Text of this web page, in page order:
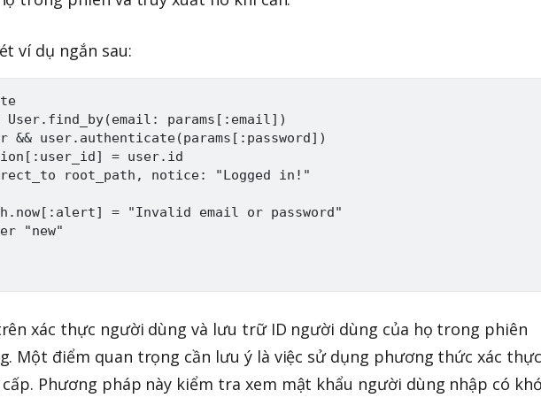
ví dụ ngắn sau:
User.find_by(email: params[:email])
&& user.authenticate(params[:password])
= user.id
root_path, notice: "Logged in!"
= "Invalid email or password"
"new"
xác thực người dùng và lưu trữ ID người dùng của họ trong phiên
Một điểm quan trọng cần lưu ý là việc sử dụng phương thức xác
cấp. Phương pháp này kiểm tra xem mật khẩu người dùng nhập có